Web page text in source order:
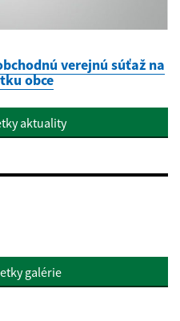
verejnú súťaž na
obce
aktuality
galérie